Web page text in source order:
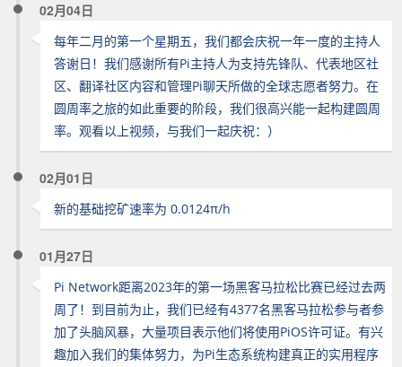
02月04日
每年二月的第一个星期五，我们都会庆祝一年一度的主持人
答谢日！我们感谢所有Pi主持人为支持先锋队、代表地区社
区、翻译社区内容和管理Pi聊天所做的全球志愿者努力。在
圆周率之旅的如此重要的阶段，我们很高兴能一起构建圆周
率。观看以上视频，与我们一起庆祝：）
02月01日
新的基础挖矿速率为 0.0124π/h
01月27日
Pi Network距离2023年的第一场黑客马拉松比赛已经过去两
周了！到目前为止，我们已经有4377名黑客马拉松参与者参
加了头脑风暴，大量项目表示他们将使用PiOS许可证。有兴
趣加入我们的集体努力，为Pi生态系统构建真正的实用程序